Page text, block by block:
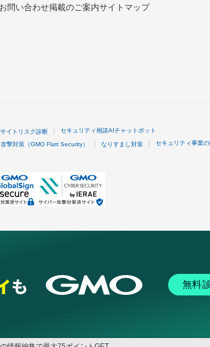
問い合わせ掲載のご案内サイトマップ
イトリスク診断 セキュリティ相談AIチャットボット
撃対策（GMO Flatt Security） なりすまし対策 セキュリティ事業
無料